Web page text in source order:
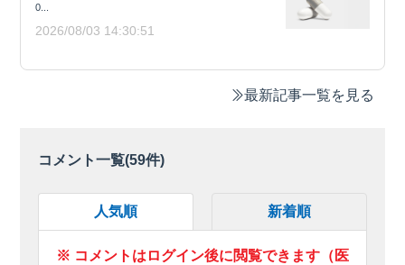
0...
2026/08/03 14:30:51
最新記事一覧を見る
コメント一覧(59件)
人気順 新着順
※ コメントはログイン後に閲覧できます（医